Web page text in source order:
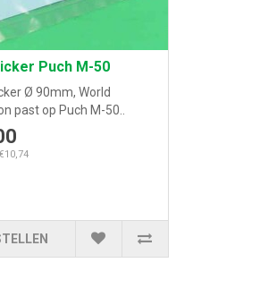
Puch M-50
Ø 90mm, World
past op Puch M-50..